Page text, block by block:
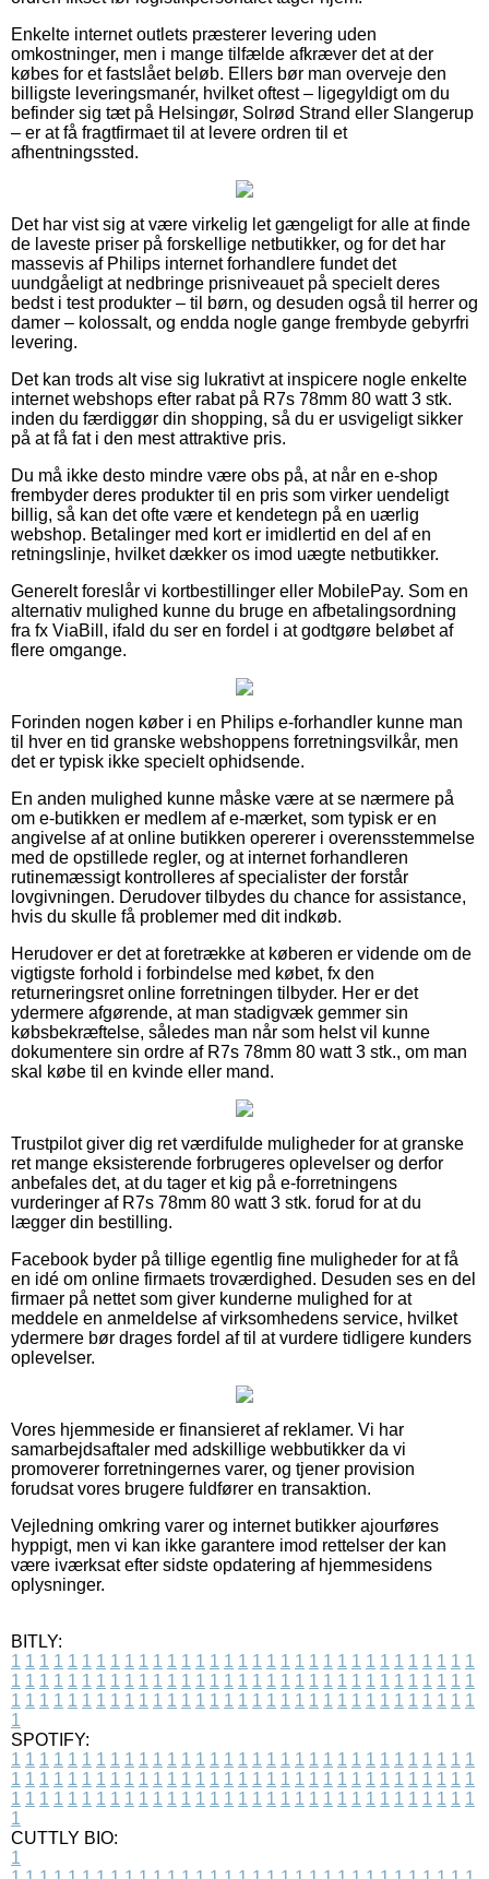
Enkelte internet outlets præsterer levering uden
omkostninger, men i mange tilfælde afkræver det at der
købes for et fastslået beløb. Ellers bør man overveje den
billigste leveringsmanér, hvilket oftest – ligegyldigt om du
befinder sig tæt på Helsingør, Solrød Strand eller Slangerup
– er at få fragtfirmaet til at levere ordren til et
afhentningssted.
Det har vist sig at være virkelig let gængeligt for alle at finde
de laveste priser på forskellige netbutikker, og for det har
massevis af Philips internet forhandlere fundet det
uundgåeligt at nedbringe prisniveauet på specielt deres
bedst i test produkter – til børn, og desuden også til herrer og
damer – kolossalt, og endda nogle gange frembyde gebyrfri
levering.
Det kan trods alt vise sig lukrativt at inspicere nogle enkelte
internet webshops efter rabat på R7s 78mm 80 watt 3 stk.
inden du færdiggør din shopping, så du er usvigeligt sikker
på at få fat i den mest attraktive pris.
Du må ikke desto mindre være obs på, at når en e-shop
frembyder deres produkter til en pris som virker uendeligt
billig, så kan det ofte være et kendetegn på en uærlig
webshop. Betalinger med kort er imidlertid en del af en
retningslinje, hvilket dækker os imod uægte netbutikker.
Generelt foreslår vi kortbestillinger eller MobilePay. Som en
alternativ mulighed kunne du bruge en afbetalingsordning
fra fx ViaBill, ifald du ser en fordel i at godtgøre beløbet af
flere omgange.
Forinden nogen køber i en Philips e-forhandler kunne man
til hver en tid granske webshoppens forretningsvilkår, men
det er typisk ikke specielt ophidsende.
En anden mulighed kunne måske være at se nærmere på
om e-butikken er medlem af e-mærket, som typisk er en
angivelse af at online butikken opererer i overensstemmelse
med de opstillede regler, og at internet forhandleren
rutinemæssigt kontrolleres af specialister der forstår
lovgivningen. Derudover tilbydes du chance for assistance,
hvis du skulle få problemer med dit indkøb.
Herudover er det at foretrække at køberen er vidende om de
vigtigste forhold i forbindelse med købet, fx den
returneringsret online forretningen tilbyder. Her er det
ydermere afgørende, at man stadigvæk gemmer sin
købsbekræftelse, således man når som helst vil kunne
dokumentere sin ordre af R7s 78mm 80 watt 3 stk., om man
skal købe til en kvinde eller mand.
Trustpilot giver dig ret værdifulde muligheder for at granske
ret mange eksisterende forbrugeres oplevelser og derfor
anbefales det, at du tager et kig på e-forretningens
vurderinger af R7s 78mm 80 watt 3 stk. forud for at du
lægger din bestilling.
Facebook byder på tillige egentlig fine muligheder for at få
en idé om online firmaets troværdighed. Desuden ses en del
firmaer på nettet som giver kunderne mulighed for at
meddele en anmeldelse af virksomhedens service, hvilket
ydermere bør drages fordel af til at vurdere tidligere kunders
oplevelser.
Vores hjemmeside er finansieret af reklamer. Vi har
samarbejdsaftaler med adskillige webbutikker da vi
promoverer forretningernes varer, og tjener provision
forudsat vores brugere fuldfører en transaktion.
Vejledning omkring varer og internet butikker ajourføres
hyppigt, men vi kan ikke garantere imod rettelser der kan
være iværksat efter sidste opdatering af hjemmesidens
oplysninger.
BITLY:
1 1 1 1 1 1 1 1 1 1 1 1 1 1 1 1 1 1 1 1 1 1 1 1 1 1 1 1 1 1 1 1 1
1 1 1 1 1 1 1 1 1 1 1 1 1 1 1 1 1 1 1 1 1 1 1 1 1 1 1 1 1 1 1 1 1
1 1 1 1 1 1 1 1 1 1 1 1 1 1 1 1 1 1 1 1 1 1 1 1 1 1 1 1 1 1 1 1 1
1
SPOTIFY:
1 1 1 1 1 1 1 1 1 1 1 1 1 1 1 1 1 1 1 1 1 1 1 1 1 1 1 1 1 1 1 1 1
1 1 1 1 1 1 1 1 1 1 1 1 1 1 1 1 1 1 1 1 1 1 1 1 1 1 1 1 1 1 1 1 1
1 1 1 1 1 1 1 1 1 1 1 1 1 1 1 1 1 1 1 1 1 1 1 1 1 1 1 1 1 1 1 1 1
1
CUTTLY BIO:
1